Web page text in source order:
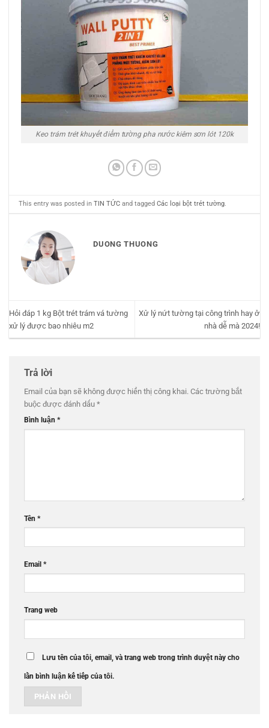
Keo trám trét khuyết điểm tường pha nước kiêm sơn lót 120k
This entry was posted inTIN TỨC and taggedCác loại bột trét tường.
DUONG THUONG
Hỏi đáp 1 kg Bột trét trám vá tường
xử lý được bao nhiêu m2
Xử lý nứt tường tại công trình hay ở
nhà dễ mà 2024!
Trả lời
Email của bạn sẽ không được hiển thị công khai. Các trường bắt
buộc được đánh dấu *
Bình luận *
Tên *
Email *
Trang web
Lưu tên của tôi, email, và trang web trong trình duyệt này cho
lần bình luận kế tiếp của tôi.